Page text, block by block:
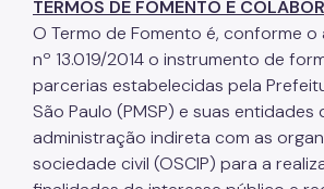
TERMOS DE FOMENTO E
O Termo de Fomento é, conforme o
nº 13.019/2014 o instrumento de
parcerias estabelecidas pela
São Paulo (PMSP) e suas entidades
administração indireta com as
sociedade civil (OSCIP) para a